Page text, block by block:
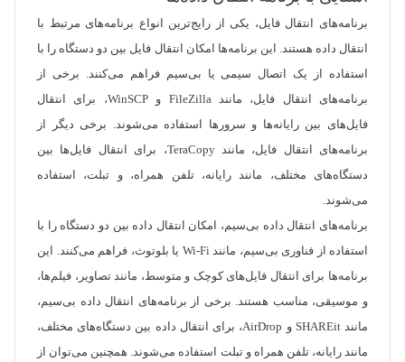
برنامه‌های انتقال فایل، یکی از رایج‌ترین انواع برنامه‌های مرتبط با
انتقال داده هستند. این برنامه‌ها امکان انتقال فایل بین دو دستگاه را با
استفاده از یک اتصال سیمی یا بی‌سیم فراهم می‌کنند. برخی از
برنامه‌های انتقال فایل، مانند FileZilla و WinSCP، برای انتقال
فایل‌های بین رایانه‌ها و سرورها استفاده می‌شوند. برخی دیگر از
برنامه‌های انتقال فایل، مانند TeraCopy، برای انتقال فایل‌ها بین
دستگاه‌های مختلف، مانند رایانه، تلفن همراه، و تبلت، استفاده
می‌شوند.
برنامه‌های انتقال داده بی‌سیم، امکان انتقال داده بین دو دستگاه را با
استفاده از فناوری بی‌سیم، مانند Wi-Fi یا بلوتوث، فراهم می‌کنند. این
برنامه‌ها برای انتقال فایل‌های کوچک و متوسط، مانند تصاویر، فیلم‌ها،
و موسیقی، مناسب هستند. برخی از برنامه‌های انتقال داده بی‌سیم،
مانند SHAREit و AirDrop، برای انتقال داده بین دستگاه‌های مختلف،
مانند رایانه، تلفن همراه و تبلت استفاده می‌شوند. همچنین می‌توان از